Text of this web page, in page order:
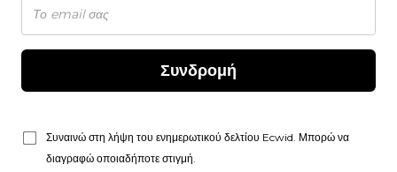
Συνδρομή
Συναινώ στη λήψη του ενημερωτικού δελτίου Ecwid. Μπορώ να
διαγραφώ οποιαδήποτε στιγμή.